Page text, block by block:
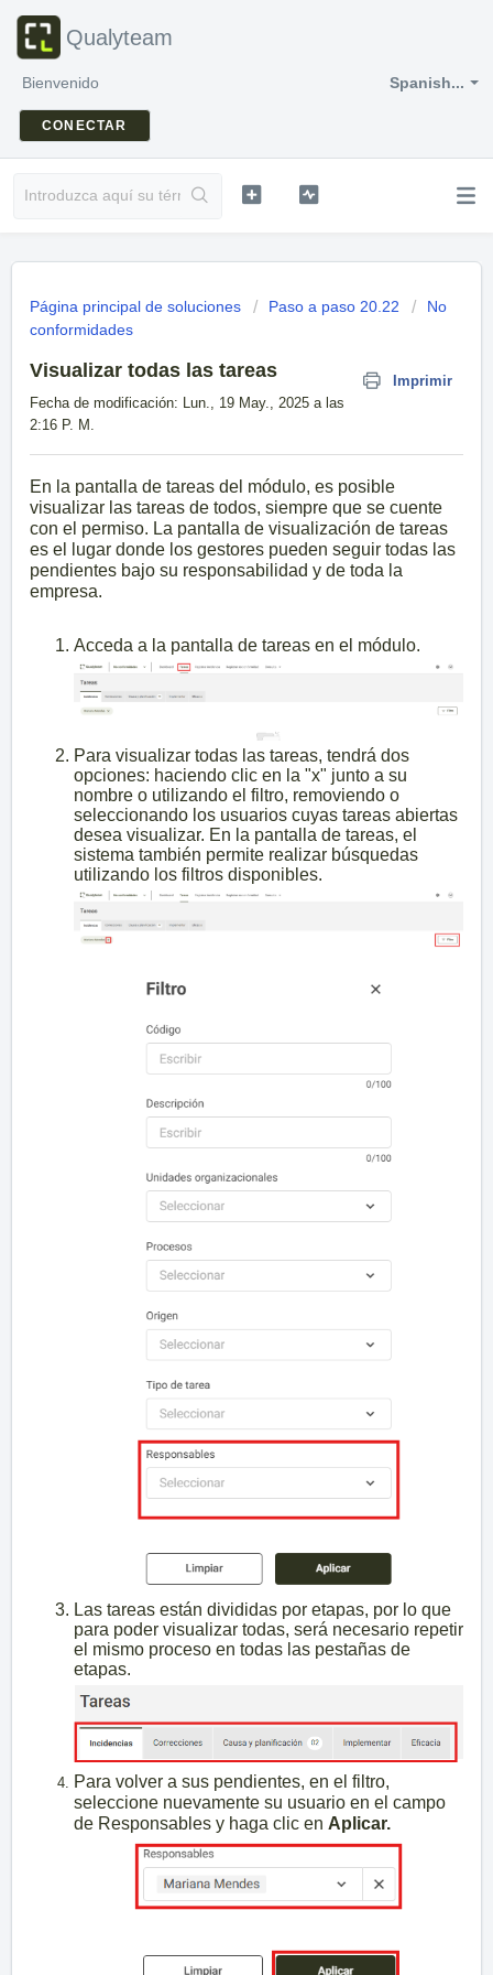
Qualyteam
Spanish...
Bienvenido
CONECTAR
Página principal de soluciones Paso a paso 20.22
No
conformidades
Visualizar todas las tareas
Imprimir
Fecha de modificación: Lun., 19 May., 2025 a las
2:16 P. M.
En la pantalla de tareas del módulo, es posible
visualizar las tareas de todos, siempre que se cuente
con el permiso. La pantalla de visualización de tareas
es el lugar donde los gestores pueden seguir todas las
pendientes bajo su responsabilidad y de toda la
empresa.
Acceda a la pantalla de tareas en el módulo.
Para visualizar todas las tareas, tendrá dos
opciones: haciendo clic en la "x" junto a su
nombre o utilizando el filtro, removiendo o
seleccionando los usuarios cuyas tareas abiertas
desea visualizar. En la pantalla de tareas, el
sistema también permite realizar búsquedas
utilizando los filtros disponibles.
Las tareas están divididas por etapas, por lo que
para poder visualizar todas, será necesario repetir
el mismo proceso en todas las pestañas de
etapas.
Para volver a sus pendientes, en el filtro,
seleccione nuevamente su usuario en el campo
de Responsables y haga clic en Aplicar.